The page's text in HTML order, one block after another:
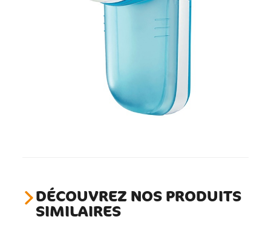
DÉCOUVREZ NOS PRODUITS
SIMILAIRES